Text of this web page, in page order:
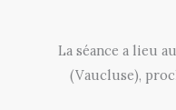
La séance a lieu
(Vaucluse),